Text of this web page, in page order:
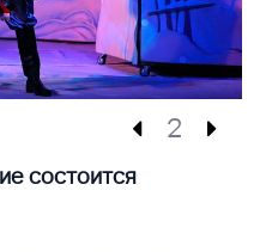
2
состоится